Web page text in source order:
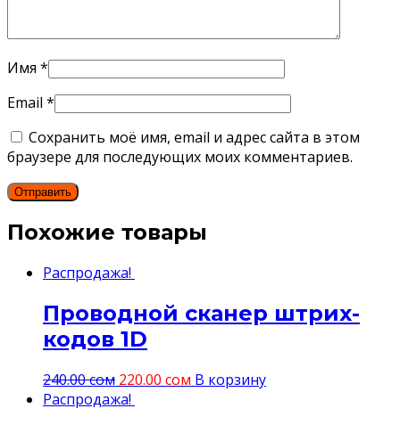
Имя *
Email *
Сохранить моё имя, email и адрес сайта в этом
браузере для последующих моих комментариев.
Похожие товары
Распродажа!
Проводной сканер штрих-
кодов 1D
240.00сом 220.00 сом В корзину
Распродажа!